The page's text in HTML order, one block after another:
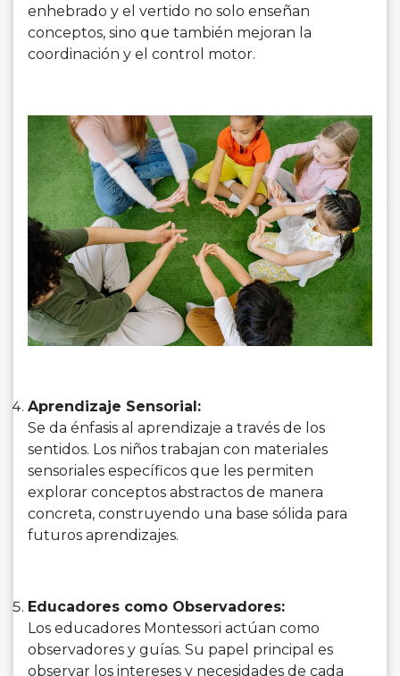
enhebrado y el vertido no solo enseñan
conceptos, sino que también mejoran la
coordinación y el control motor.
Aprendizaje Sensorial:
Se da énfasis al aprendizaje a través de los
sentidos. Los niños trabajan con materiales
sensoriales específicos que les permiten
explorar conceptos abstractos de manera
concreta, construyendo una base sólida para
futuros aprendizajes.
Educadores como Observadores:
Los educadores Montessori actúan como
observadores y guías. Su papel principal es
observar los intereses y necesidades de cada